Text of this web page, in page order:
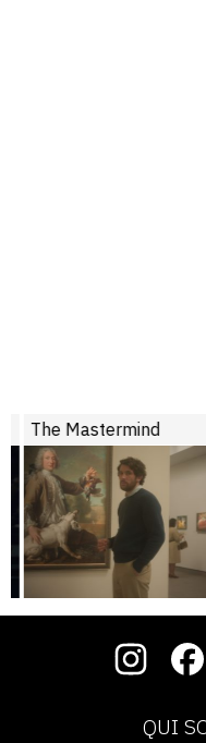
The Mastermind
QUI